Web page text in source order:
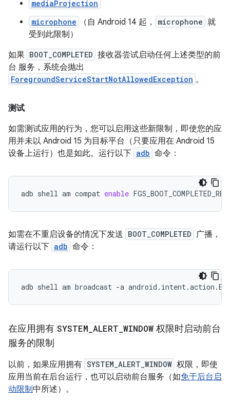
mediaProjection
microphone
（自 Android 14 起， microphone 就
受到此限制）
如果 BOOT_COMPLETED 接收器尝试启动任何上述类型的前
台 服务，系统会抛出
ForegroundServiceStartNotAllowedException 。
测试
如需测试应用的行为，您可以启用这些新限制，即使您的应
用并未以 Android 15 为目标平台（只要应用在 Android 15
设备上运行）也是如此。运行以下 adb 命令：
adb shell am compat enable
如需在不重启设备的情况下发送 BOOT_COMPLETED 广播，
请运行以下 adb 命令：
adb shell am broadcast -a
在应用拥有 SYSTEM ALERT WINDOW 权限时启动前台
服务的限制
以前，如果应用拥有 SYSTEM_ALERT_WINDOW 权限，即使
应用当前在后台运行，也可以启动前台服务（如免于后台启
动限制中所述）。